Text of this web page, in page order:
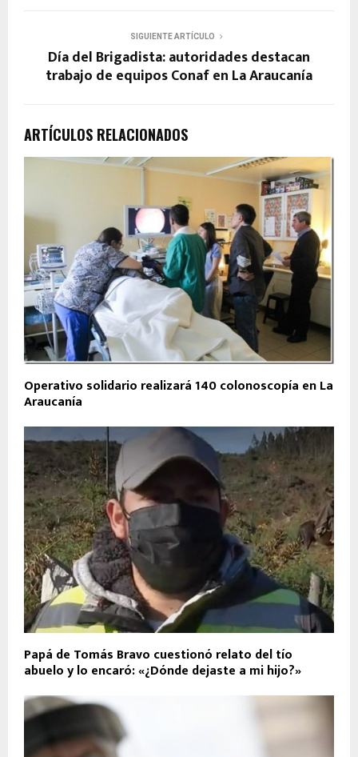
SIGUIENTE ARTÍCULO
Día del Brigadista: autoridades destacan
trabajo de equipos Conaf en La Araucanía
ARTÍCULOS RELACIONADOS
Operativo solidario realizará 140 colonoscopía en La
Araucanía
Papá de Tomás Bravo cuestionó relato del tío
abuelo y lo encaró: «¿Dónde dejaste a mi hijo?»